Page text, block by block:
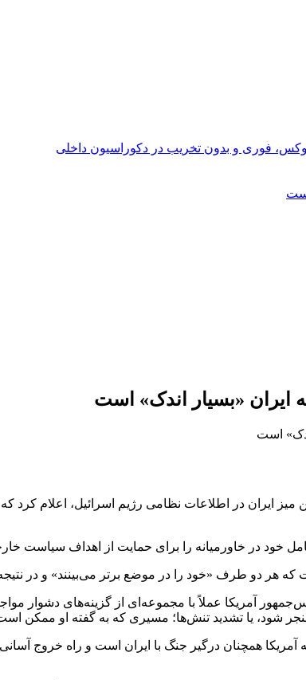
لوکس، فوری و بدون تخریب در دکوراسیون داخلی
ایران «بسیار اندک» است
ایران در اطلاعات نظامی رژیم اسرائیل، اعلام کرد
خود در خاورمیانه را برای حمایت از اهداف سیاست
هر دو طرف «خود را در موضع برتر می‌بینند» و در نتیجه
آمریکا عملاً با مجموعه‌ای از گزینه‌های دشوار
شود، یا تشدید تنش‌ها؛ مسیری که به گفته او ممکن است
همچنان درگیر جنگ با ایران است و راه خروج